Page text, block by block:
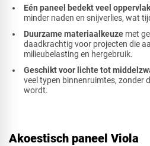
Eén paneel bedekt veel oppervlak
minder naden en snijverlies, wat
Duurzame materiaalkeuze met
daadkrachtig voor projecten die
milieubelasting en hergebruik.
Geschikt voor lichte tot
veel typen binnenruimtes, zonder
wordt.
Akoestisch paneel Viola